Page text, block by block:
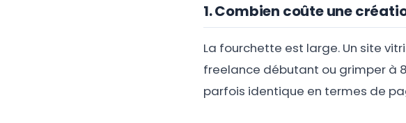
1. Combien coûte une
La fourchette est large. Un site
freelance débutant ou grimper à
parfois identique en termes de